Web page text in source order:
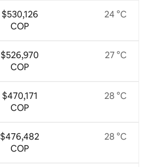
$530,126
COP
$526,970
COP
$470,171
COP
$476,482
COP
24 °C
27 °C
28 °C
28 °C